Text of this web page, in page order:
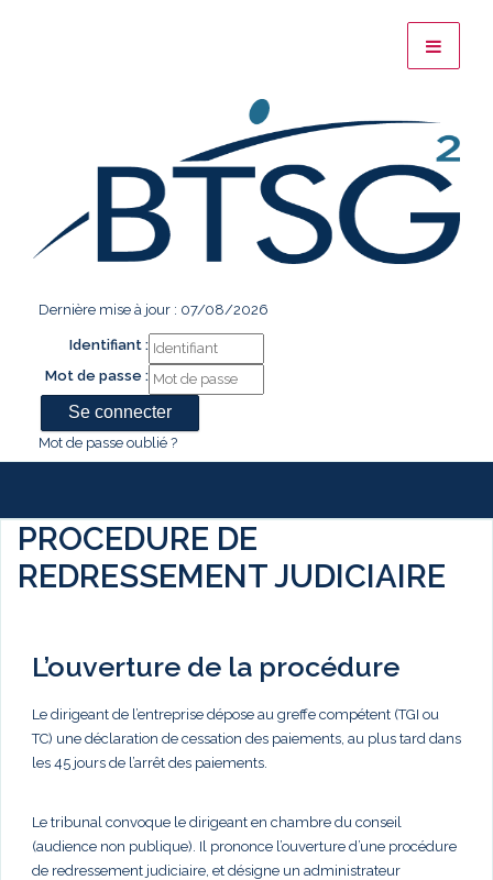
Dernière mise à jour : 07/08/2026
Identifiant :
Mot de passe :
Mot de passe oublié ?
PROCEDURE DE
REDRESSEMENT JUDICIAIRE
L’ouverture de la procédure
Le dirigeant de l’entreprise dépose au greffe compétent (TGI ou
TC) une déclaration de cessation des paiements, au plus tard dans
les 45 jours de l’arrêt des paiements.
Le tribunal convoque le dirigeant en chambre du conseil
(audience non publique). Il prononce l’ouverture d’une procédure
de redressement judiciaire, et désigne un administrateur